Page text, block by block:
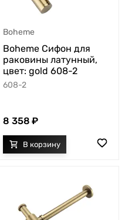
Boheme
Boheme Сифон для
раковины латунный,
цвет: gold 608-2
608-2
8 358